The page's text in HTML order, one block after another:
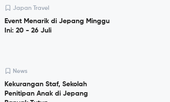
Japan Travel
Event Menarik di Jepang Minggu
Ini: 20 - 26 Juli
News
Kekurangan Staf, Sekolah
Penitipan Anak di Jepang